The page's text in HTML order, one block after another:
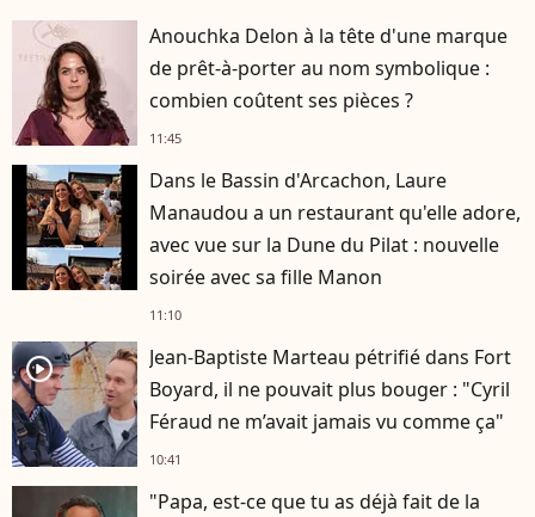
Anouchka Delon à la tête d'une marque
de prêt-à-porter au nom symbolique :
combien coûtent ses pièces ?
11:45
Dans le Bassin d'Arcachon, Laure
Manaudou a un restaurant qu'elle adore,
avec vue sur la Dune du Pilat : nouvelle
soirée avec sa fille Manon
11:10
player2
Jean-Baptiste Marteau pétrifié dans Fort
Boyard, il ne pouvait plus bouger : "Cyril
Féraud ne m’avait jamais vu comme ça"
10:41
"Papa, est-ce que tu as déjà fait de la